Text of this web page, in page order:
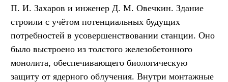
П. И. Захаров и инженер Д. М. Овечкин. Здание
строили с учётом потенциальных будущих
потребностей в усовершенствовании станции. Оно
было выстроено из толстого железобетонного
монолита, обеспечивающего биологическую
защиту от ядерного облучения. Внутри монтажные